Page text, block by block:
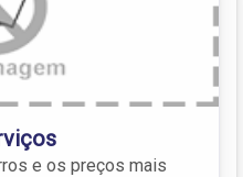
e os preços mais